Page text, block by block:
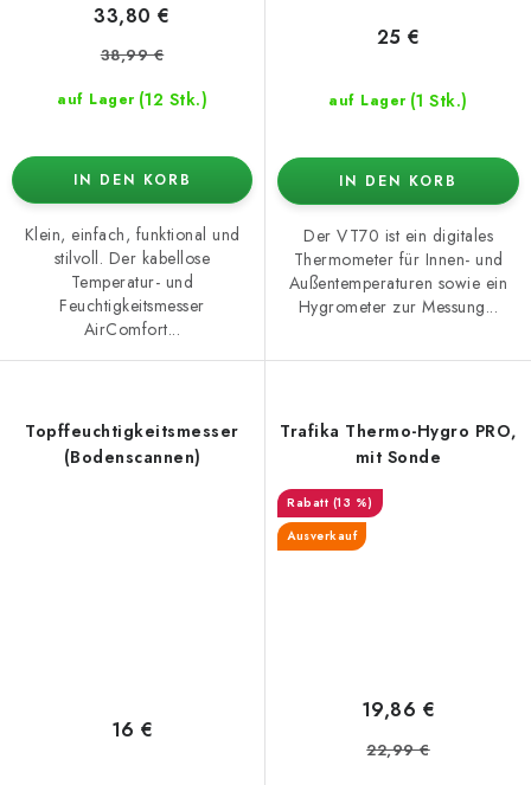
auf Lager (12 Stk.)
33,80 €
38,99 €
IN DEN KORB
Klein, einfach, funktional und
stilvoll. Der kabellose
Temperatur- und
Feuchtigkeitsmesser
AirComfort...
auf Lager (1 Stk.)
25 €
IN DEN KORB
Der VT70 ist ein digitales
Thermometer für Innen- und
Außentemperaturen sowie ein
Hygrometer zur Messung...
Topffeuchtigkeitsmesser
(Bodenscannen)
16 €
Trafika Thermo-Hygro PRO,
mit Sonde
(13 %)
Ausverkauf
19,86 €
22,99 €